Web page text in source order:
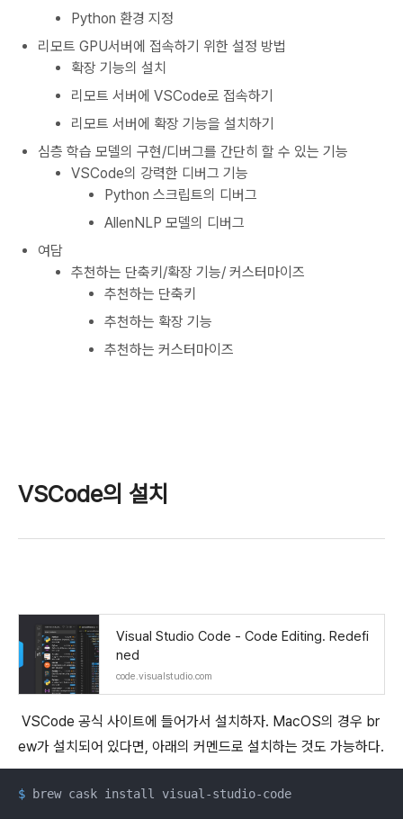
Python 환경 지정
리모트 GPU서버에 접속하기 위한 설정 방법
확장 기능의 설치
리모트 서버에 VSCode로 접속하기
리모트 서버에 확장 기능을 설치하기
심층 학습 모델의 구현/디버그를 간단히 할 수 있는 기능
VSCode의 강력한 디버그 기능
Python 스크립트의 디버그
AllenNLP 모델의 디버그
여담
추천하는 단축키/확장 기능/ 커스터마이즈
추천하는 단축키
추천하는 확장 기능
추천하는 커스터마이즈
VSCode의 설치
Visual Studio Code - Code Editing. Redefi
ned
code.visualstudio.com
VSCode 공식 사이트에 들어가서 설치하자. MacOS의 경우 br
ew가 설치되어 있다면, 아래의 커멘드로 설치하는 것도 가능하다.
$ brew cask install visual-studio-code